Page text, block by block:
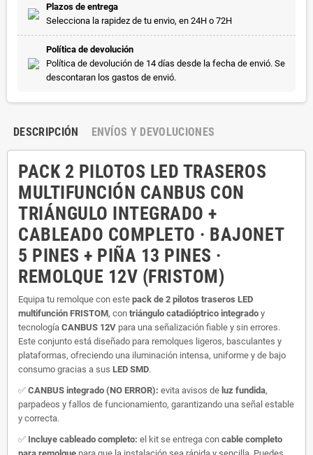
Plazos de entrega
Selecciona la rapidez de tu envio, en 24H o 72H
Política de devolución
Política de devolución de 14 días desde la fecha de envió. Se
descontaran los gastos de envió.
DESCRIPCIÓN ENVÍOS Y DEVOLUCIONES
PACK 2 PILOTOS LED TRASEROS
MULTIFUNCIÓN CANBUS CON
TRIÁNGULO INTEGRADO +
CABLEADO COMPLETO · BAJONET
5 PINES + PIÑA 13 PINES ·
REMOLQUE 12V (FRISTOM)
Equipa tu remolque con este pack de 2 pilotos traseros LED
multifunción FRISTOM, con triángulo catadióptrico integrado y
tecnología CANBUS 12V para una señalización fiable y sin errores.
Este conjunto está diseñado para remolques ligeros, basculantes y
plataformas, ofreciendo una iluminación intensa, uniforme y de bajo
consumo gracias a sus LED SMD.
✅ CANBUS integrado (NO ERROR): evita avisos de luz fundida,
parpadeos y fallos de funcionamiento, garantizando una señal estable
y correcta.
✅ Incluye cableado completo: el kit se entrega con cable completo